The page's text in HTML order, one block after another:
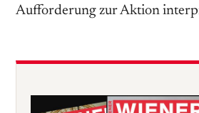
Aufforderung zur Aktion